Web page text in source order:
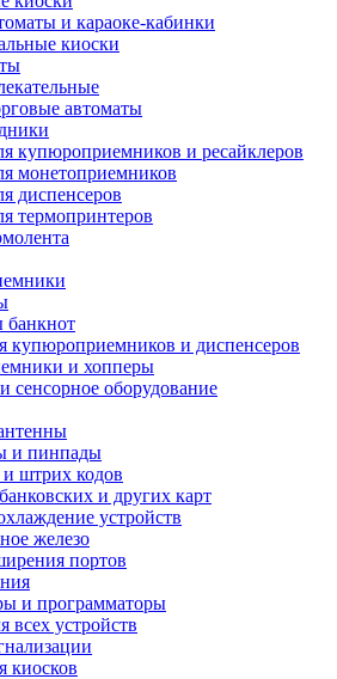
и караоке-кабинки
киоски
автоматы
купюроприемников и ресайклеров
монетоприемников
диспенсеров
термопринтеров
банкнот
купюроприемников и диспенсеров
и хопперы
сенсорное оборудование
и пинпады
штрих кодов
и других карт
устройств
железо
портов
и программаторы
всех устройств
киосков